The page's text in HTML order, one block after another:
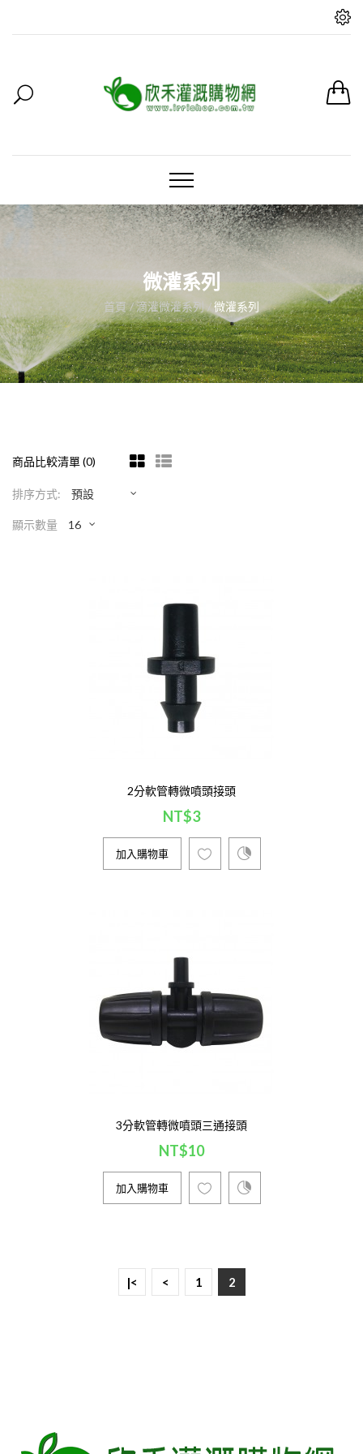
微灌系列
首頁 滴灌微灌系列 微灌系列
商品比較清單 (0)
排序方式:
顯示數量
NT$3
商品名稱：2分軟管轉微噴頭接頭規格：
外徑6mm接口用途：適用於2分軟管(47管)
徑6mm的微噴頭、噴霧頭連接使用。..
3分軟管轉微噴頭三通接頭
NT$10
加入購物車
2分軟管轉微噴頭接頭
NT$3
加入購物車
3分軟管轉微噴頭三通接頭
NT$10
加入購物車
|< < 1 2